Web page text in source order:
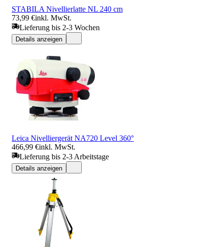
STABILA Nivellierlatte NL 240 cm
73,99 €inkl. MwSt.
Lieferung bis 2-3 Wochen
Details anzeigen
Leica Nivelliergerät NA720 Level 360°
466,99 €inkl. MwSt.
Lieferung bis 2-3 Arbeitstage
Details anzeigen